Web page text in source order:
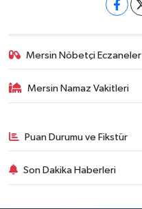
Mersin Nöbetçi Eczaneler
Mersin Namaz Vakitleri
Puan Durumu ve Fikstür
Son Dakika Haberleri